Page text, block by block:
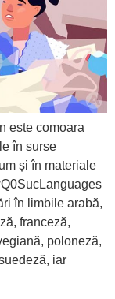
este comoara
în surse
și în materiale
în limbile arabă,
franceză,
poloneză,
iar